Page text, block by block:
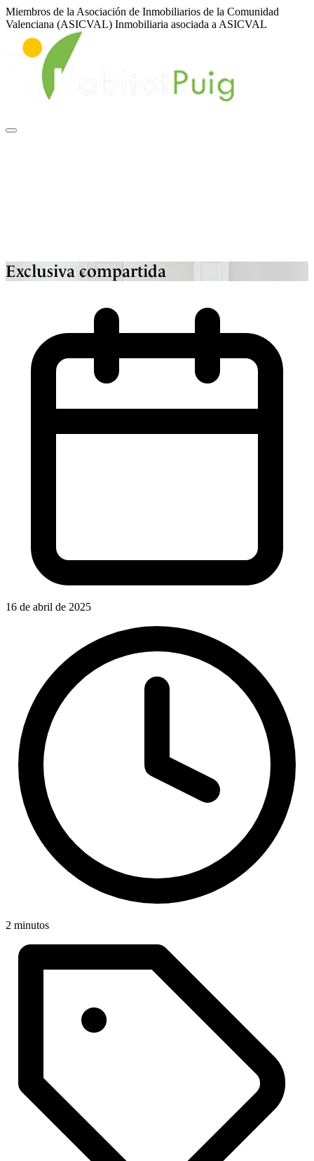
Miembros de la Asociación de Inmobiliarios de la Comunidad
Valenciana (ASICVAL) Inmobiliaria asociada a ASICVAL
Exclusiva compartida
16 de abril de 2025
2 minutos